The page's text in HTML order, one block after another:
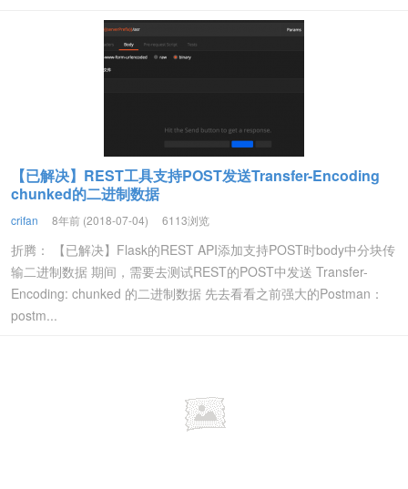
【已解决】REST工具支持POST发送Transfer-Encoding
chunked的二进制数据
crifan 8年前 (2018-07-04) 6113浏览
折腾： 【已解决】Flask的REST API添加支持POST时body中分块传
输二进制数据 期间，需要去测试REST的POST中发送 Transfer-
Encoding: chunked 的二进制数据 先去看看之前强大的Postman：
postm...